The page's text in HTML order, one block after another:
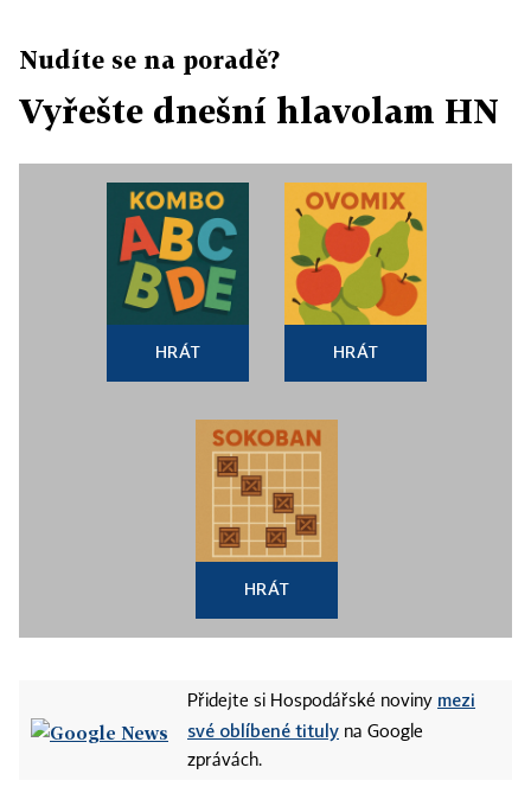
Nudíte se na poradě?
Vyřešte dnešní hlavolam HN
HRÁT HRÁT
HRÁT
Přidejte si Hospodářské noviny mezi
své oblíbené tituly na Google
zprávách.